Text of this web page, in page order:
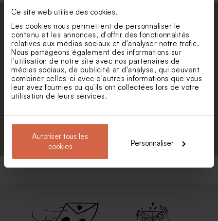
Ce site web utilise des cookies.
Les cookies nous permettent de personnaliser le
contenu et les annonces, d'offrir des fonctionnalités
relatives aux médias sociaux et d'analyser notre trafic.
Nous partageons également des informations sur
l'utilisation de notre site avec nos partenaires de
médias sociaux, de publicité et d'analyse, qui peuvent
combiner celles-ci avec d'autres informations que vous
leur avez fournies ou qu'ils ont collectées lors de votre
utilisation de leurs services.
Autoriser tous les
cookies
Personnaliser
Sac en lin lion le roi du skate Valisette de naissance
champ de fleurs
Valisette passeport avec
Nouveautés
Sac en lin cerises sur fond
Abonnez-vous à la newsletter et restez
informé. Petite surprise : bénéficiez de 5%
de réduction.
Prénom
E-mail
S'abonner